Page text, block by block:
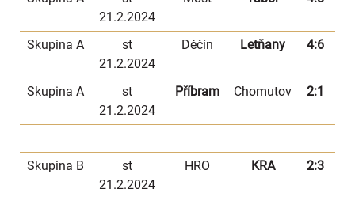
21.2.2024
Skupina A
st
21.2.2024
Děčín Letňany 4:6
Skupina A
st
21.2.2024
Příbram Chomutov 2:1
Skupina B
st
21.2.2024
HRO KRA 2:3